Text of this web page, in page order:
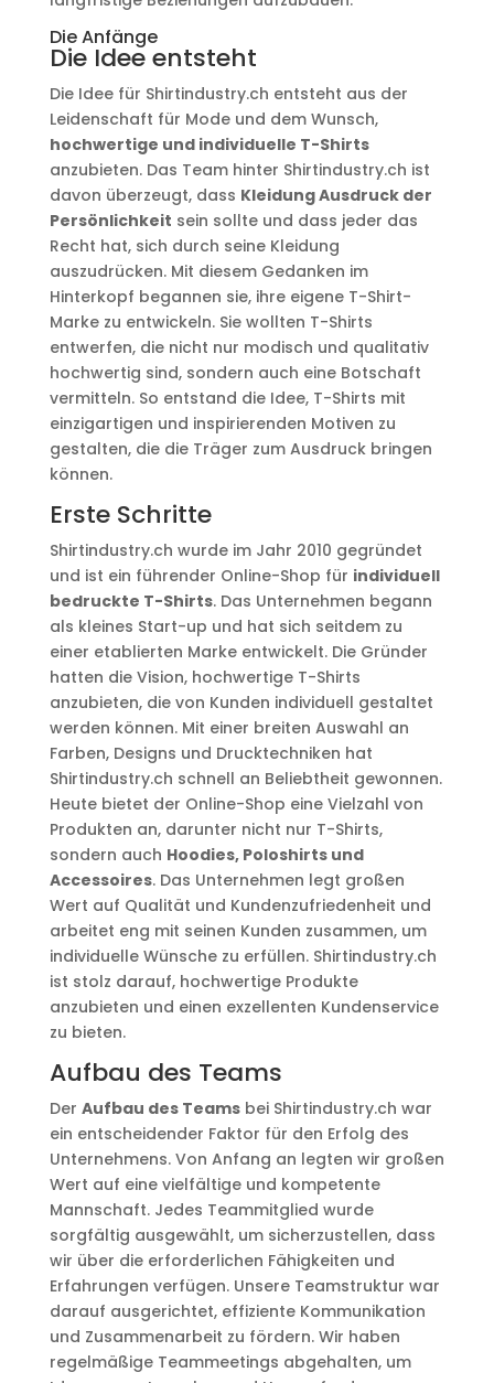
Die Anfänge
Die Idee entsteht
Die Idee für Shirtindustry.ch entsteht aus der
Leidenschaft für Mode und dem Wunsch,
hochwertige und individuelle T-Shirts
anzubieten. Das Team hinter Shirtindustry.ch ist
davon überzeugt, dass Kleidung Ausdruck der
Persönlichkeit sein sollte und dass jeder das
Recht hat, sich durch seine Kleidung
auszudrücken. Mit diesem Gedanken im
Hinterkopf begannen sie, ihre eigene T-Shirt-
Marke zu entwickeln. Sie wollten T-Shirts
entwerfen, die nicht nur modisch und qualitativ
hochwertig sind, sondern auch eine Botschaft
vermitteln. So entstand die Idee, T-Shirts mit
einzigartigen und inspirierenden Motiven zu
gestalten, die die Träger zum Ausdruck bringen
können.
Erste Schritte
Shirtindustry.ch wurde im Jahr 2010 gegründet
und ist ein führender Online-Shop für individuell
bedruckte T-Shirts. Das Unternehmen begann
als kleines Start-up und hat sich seitdem zu
einer etablierten Marke entwickelt. Die Gründer
hatten die Vision, hochwertige T-Shirts
anzubieten, die von Kunden individuell gestaltet
werden können. Mit einer breiten Auswahl an
Farben, Designs und Drucktechniken hat
Shirtindustry.ch schnell an Beliebtheit gewonnen.
Heute bietet der Online-Shop eine Vielzahl von
Produkten an, darunter nicht nur T-Shirts,
sondern auch Hoodies, Poloshirts und
Accessoires. Das Unternehmen legt großen
Wert auf Qualität und Kundenzufriedenheit und
arbeitet eng mit seinen Kunden zusammen, um
individuelle Wünsche zu erfüllen. Shirtindustry.ch
ist stolz darauf, hochwertige Produkte
anzubieten und einen exzellenten Kundenservice
zu bieten.
Aufbau des Teams
Der Aufbau des Teamsbei Shirtindustry.ch war
ein entscheidender Faktor für den Erfolg des
Unternehmens. Von Anfang an legten wir großen
Wert auf eine vielfältige und kompetente
Mannschaft. Jedes Teammitglied wurde
sorgfältig ausgewählt, um sicherzustellen, dass
wir über die erforderlichen Fähigkeiten und
Erfahrungen verfügen. Unsere Teamstruktur war
darauf ausgerichtet, effiziente Kommunikation
und Zusammenarbeit zu fördern. Wir haben
regelmäßige Teammeetings abgehalten, um